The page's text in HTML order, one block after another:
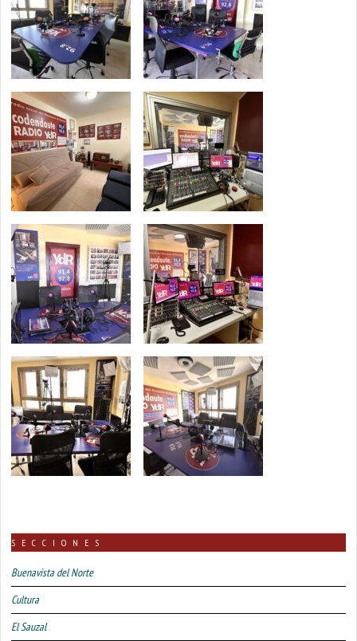
SECCIONES
Buenavista del Norte
Cultura
El Sauzal